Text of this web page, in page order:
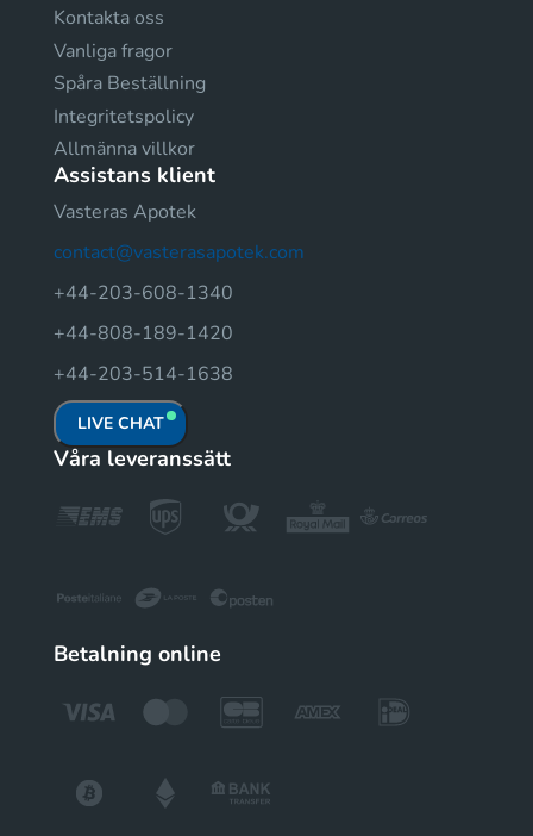
Kontakta oss
Vanliga fragor
Spåra Beställning
Integritetspolicy
Allmänna villkor
Assistans klient
Vasteras Apotek
contact@vasterasapotek.com
+44-203-608-1340
+44-808-189-1420
+44-203-514-1638
LIVE CHAT
Våra leveranssätt
Betalning online